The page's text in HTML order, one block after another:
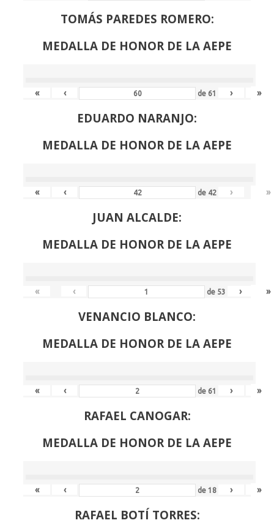
TOMÁS PAREDES ROMERO:
MEDALLA DE HONOR DE LA AEPE
« ‹ de 61 › »
EDUARDO NARANJO:
MEDALLA DE HONOR DE LA AEPE
« ‹ de 42 › »
JUAN ALCALDE:
MEDALLA DE HONOR DE LA AEPE
« ‹ de 53 › »
VENANCIO BLANCO:
MEDALLA DE HONOR DE LA AEPE
« ‹ de 61 › »
RAFAEL CANOGAR:
MEDALLA DE HONOR DE LA AEPE
« ‹ de18 › »
RAFAEL BOTÍ TORRES: